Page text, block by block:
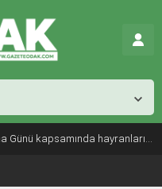
Tuğba Ünal, Dünya Sarılma Günü kapsamında hayranlarıyla buluştu